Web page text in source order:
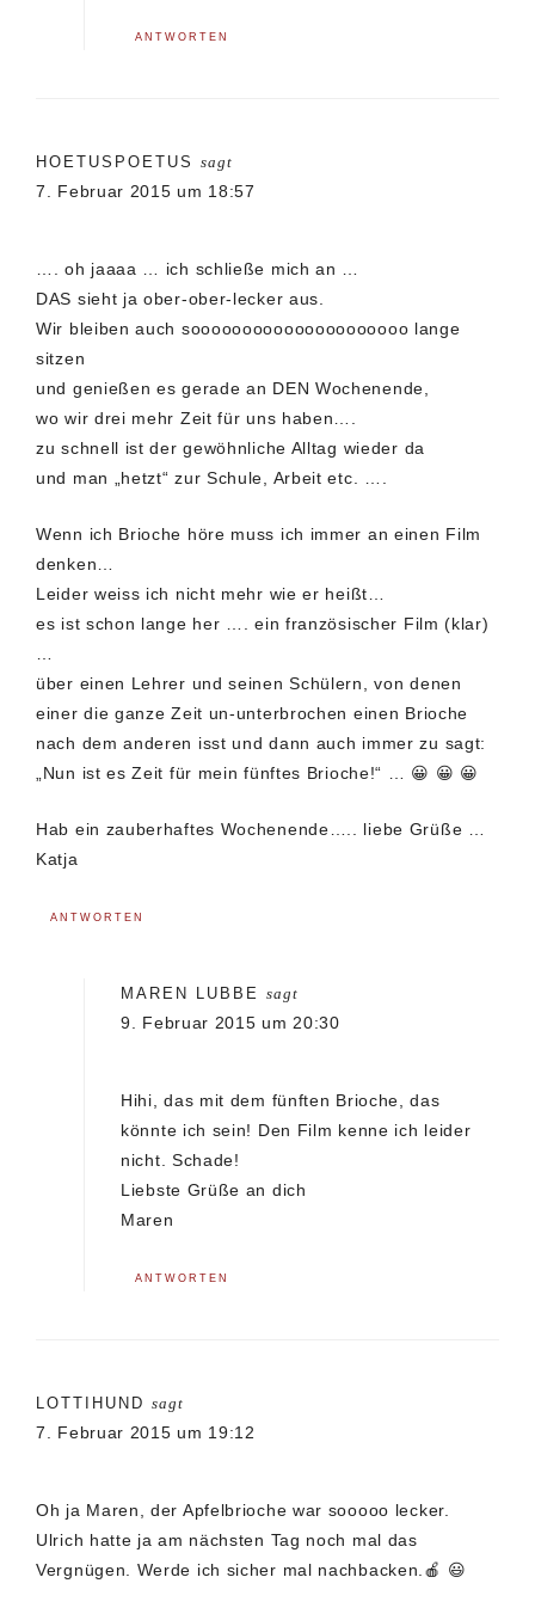
ANTWORTEN
HOETUSPOETUS sagt
7. Februar 2015 um 18:57
…. oh jaaaa … ich schließe mich an …
DAS sieht ja ober-ober-lecker aus.
Wir bleiben auch sooooooooooooooooooooo lange
sitzen
und genießen es gerade an DEN Wochenende,
wo wir drei mehr Zeit für uns haben….
zu schnell ist der gewöhnliche Alltag wieder da
und man „hetzt“ zur Schule, Arbeit etc. ….
Wenn ich Brioche höre muss ich immer an einen Film
denken…
Leider weiss ich nicht mehr wie er heißt…
es ist schon lange her …. ein französischer Film (klar)
über einen Lehrer und seinen Schülern, von denen
einer die ganze Zeit un-unterbrochen einen Brioche
nach dem anderen isst und dann auch immer zu sagt:
„Nun ist es Zeit für mein fünftes Brioche!“ … 😀 😀 😀
Hab ein zauberhaftes Wochenende….. liebe Grüße …
Katja
ANTWORTEN
MAREN LUBBE sagt
9. Februar 2015 um 20:30
Hihi, das mit dem fünften Brioche, das
könnte ich sein! Den Film kenne ich leider
nicht. Schade!
Liebste Grüße an dich
Maren
ANTWORTEN
LOTTIHUND sagt
7. Februar 2015 um 19:12
Oh ja Maren, der Apfelbrioche war sooooo lecker.
Ulrich hatte ja am nächsten Tag noch mal das
Vergnügen. Werde ich sicher mal nachbacken.🍎 😃